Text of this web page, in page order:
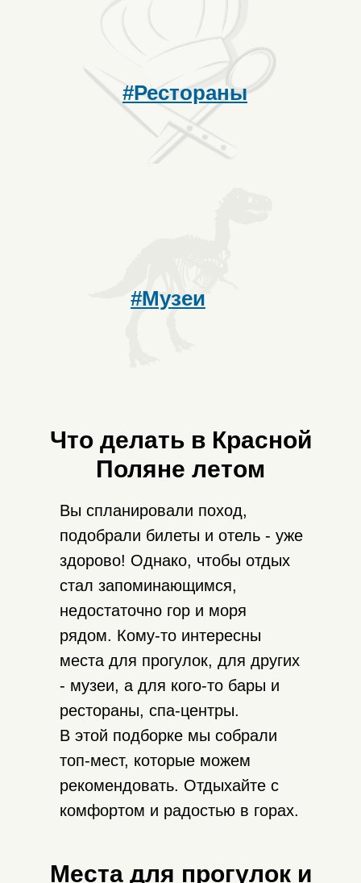
#Рестораны
#Музеи
Что делать в Красной
Поляне летом
Вы спланировали поход,
подобрали билеты и отель - уже
здорово! Однако, чтобы отдых
стал запоминающимся,
недостаточно гор и моря
рядом. Кому-то интересны
места для прогулок, для других
- музеи, а для кого-то бары и
рестораны, спа-центры.
В этой подборке мы собрали
топ-мест, которые можем
рекомендовать. Отдыхайте с
комфортом и радостью в горах.
Места для прогулок и